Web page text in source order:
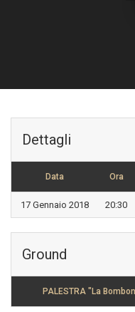
Dettagli
Data Ora
17 Gennaio 2018 20:30
Ground
PALESTRA "La